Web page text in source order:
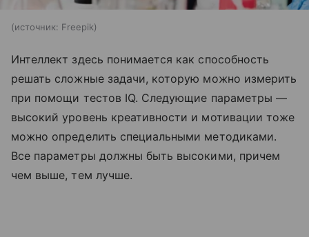
источник: Freepik
Интеллект здесь понимается как способность
решать сложные задачи, которую можно измерить
при помощи тестов IQ. Следующие параметры —
высокий уровень креативности и мотивации тоже
можно определить специальными методиками.
Все параметры должны быть высокими, причем
чем выше, тем лучше.